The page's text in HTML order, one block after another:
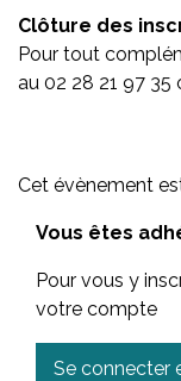
Clôture des
Pour tout
au 02 28 21 97 35
Cet évènement
Vous êtes
Pour vous y
votre compte
Se connecter